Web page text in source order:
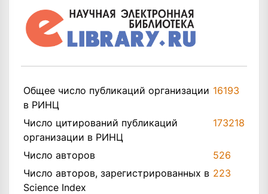
Общее число публикаций организации
в РИНЦ
16193
Число цитирований публикаций
организации в РИНЦ
173218
Число авторов
526
Число авторов, зарегистрированных в
Science Index
223